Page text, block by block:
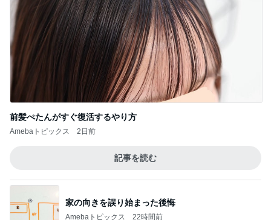
前髪ぺたんがすぐ復活するやり方
Amebaトピックス 2日前
記事を読む
家の向きを誤り始まった後悔
Amebaトピックス 22時間前